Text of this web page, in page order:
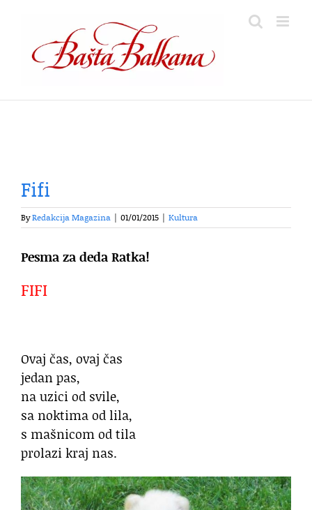
content
Fifi
ByRedakcija Magazina 01/01/2015 Kultura
Pesma za deda Ratka!
FIFI
Ovaj čas, ovaj čas
jedan pas,
na uzici od svile,
sa noktima od lila,
s mašnicom od tila
prolazi kraj nas.